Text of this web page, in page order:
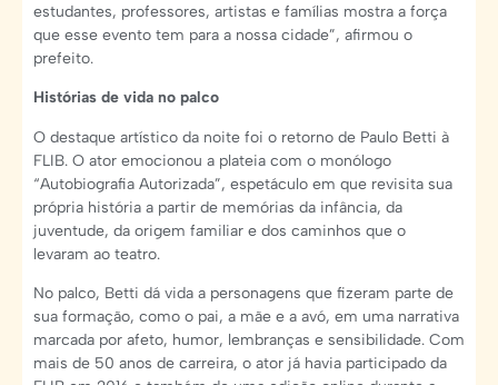
estudantes, professores, artistas e famílias mostra a força
que esse evento tem para a nossa cidade”, afirmou o
prefeito.
Histórias de vida no palco
O destaque artístico da noite foi o retorno de Paulo Betti à
FLIB. O ator emocionou a plateia com o monólogo
“Autobiografia Autorizada”, espetáculo em que revisita sua
própria história a partir de memórias da infância, da
juventude, da origem familiar e dos caminhos que o
levaram ao teatro.
No palco, Betti dá vida a personagens que fizeram parte de
sua formação, como o pai, a mãe e a avó, em uma narrativa
marcada por afeto, humor, lembranças e sensibilidade. Com
mais de 50 anos de carreira, o ator já havia participado da